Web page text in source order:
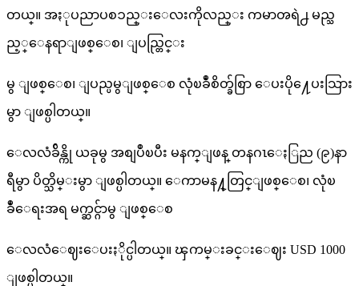
တယ္။ အႏုပညာပစၥည္းေလးကိုလည္း ကမာၻရဲ႕ မည္သ
ည့္ေနရာျဖစ္ေစ၊ ျပည္တြင္း
မွ ျဖစ္ေစ၊ ျပည္ပမွျဖစ္ေစ လုံၿခဳံစိတ္ခ်စြာ ေပးပို႔ေပးသြား
မွာ ျဖစ္ပါတယ္။
ေလလံခ်ိန္ကို ယခုမွ အစျပဳၿပီး မနက္ျဖန္ တနဂၤေႏြည (၉)နာ
ရီမွာ ပိတ္သိမ္းမွာ ျဖစ္ပါတယ္။ ေကာမန႔္တြင္ျဖစ္ေစ၊ လုံၿ
ခဳံေရးအရ မက္ဆင္ဂ်ာမွ ျဖစ္ေစ
ေလလံေဈးေပးႏိုင္ပါတယ္။ ၾကမ္းခင္းေဈး USD 1000
ျဖစ္ပါတယ္။